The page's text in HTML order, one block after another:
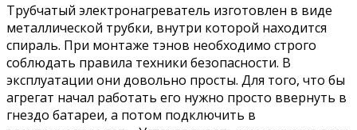
Трубчатый электронагреватель изготовлен в виде
металлической трубки, внутри которой находится
спираль. При монтаже тэнов необходимо строго
соблюдать правила техники безопасности. В
эксплуатации они довольно просты. Для того, что бы
агрегат начал работать его нужно просто ввернуть в
гнездо батареи, а потом подключить в